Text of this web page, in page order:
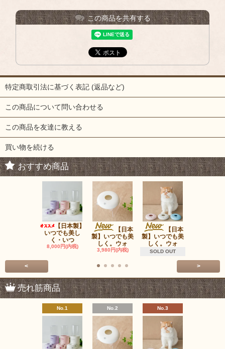
この商品を共有する
特定商取引法に基づく表記 (返品など)
この商品について問い合わせる
この商品を友達に教える
買い物を続ける
おすすめ商品
【日本製】
いつでも美し
く・いつ
8,000円(内税)
【日本
製】いつでも美
しく。ウォ
3,980円(内税)
【日本
製】いつでも美
しく。ウォ
SOLD OUT
< >
売れ筋商品
No.1 No.2 No.3